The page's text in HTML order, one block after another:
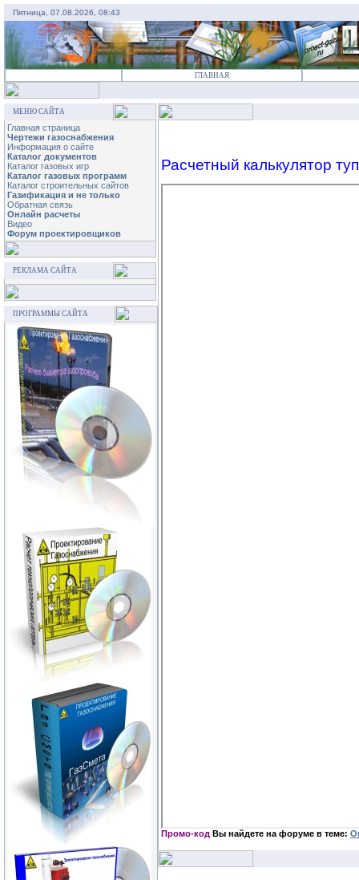
Пятница, 07.08.2026, 08:43
ГЛАВНАЯ
МЕНЮ САЙТА
Главная страница
Чертежи газоснабжения
Информация о сайте
Каталог документов
Каталог газовых игр
Каталог газовых программ
Каталог строительных сайтов
Газификация и не только
Обратная связь
Онлайн расчеты
Видео
Форум проектировщиков
РЕКЛАМА САЙТА
ПРОГРАММЫ САЙТА
Расчетный калькулятор
Промо-код Вы найдете на форуме в теме: